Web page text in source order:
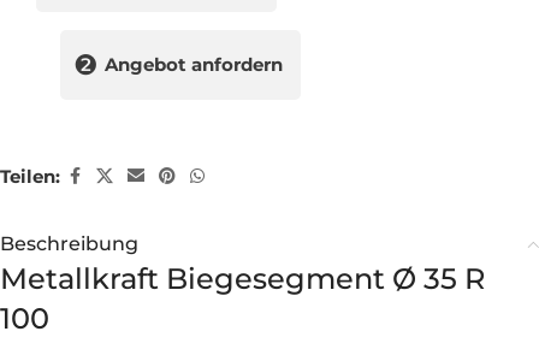
❷ Angebot anfordern
Teilen:
Beschreibung
Metallkraft Biegesegment Ø 35 R
100